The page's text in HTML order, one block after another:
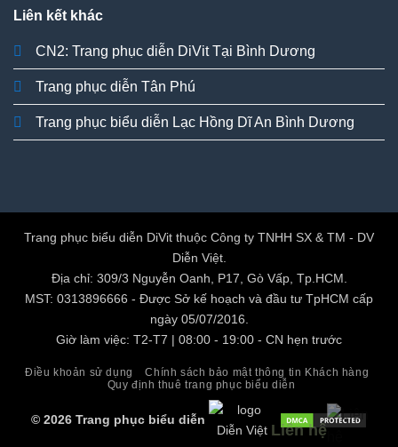
Liên kết khác
CN2: Trang phục diễn DiVit Tại Bình Dương
Trang phục diễn Tân Phú
Trang phục biểu diễn Lạc Hồng Dĩ An Bình Dương
Trang phục biểu diễn DiVit thuộc Công ty TNHH SX & TM - DV
Diễn Việt.
Địa chỉ: 309/3 Nguyễn Oanh, P17, Gò Vấp, Tp.HCM.
MST: 0313896666 - Được Sở kế hoạch và đầu tư TpHCM cấp
ngày 05/07/2016.
Giờ làm việc: T2-T7 | 08:00 - 19:00 - CN hẹn trước
Điều khoản sử dụng
Chính sách bảo mật thông tin Khách hàng
Quy định thuê trang phục biểu diễn
© 2026 Trang phục biểu diễn
Liên hệ